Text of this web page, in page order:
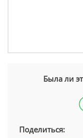
Была ли
Поделиться: